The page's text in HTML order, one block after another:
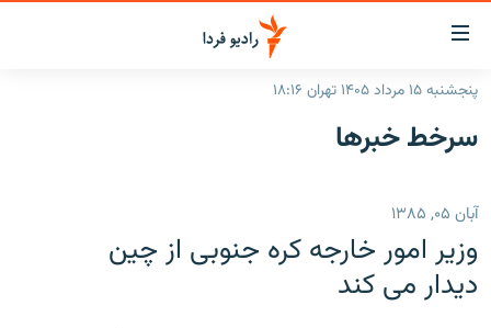
لینک‌های
قابلیت
دسترسی
بازگشت
اصلی
رفتن
صفحه
ایران
انتخاب کنید و بشنویدپادکست
پنجشنبه ۱۵ مرداد ۱۴۰۵ تهران ۱۸:۱۶
سرخط‌ خبرها
آبان ۰۵, ۱۳۸۵
وزیر امور خارجه کره جنوبی از چین
دیدار می کند